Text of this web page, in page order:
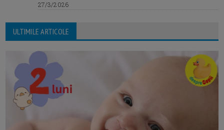
27/3/2026
ULTIMILE ARTICOLE